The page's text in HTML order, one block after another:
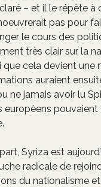
– et il le répète
pas pour
le cours des
très clair sur la
cela devient
auraient
ne jamais avoir lu
Syriza est
radicale de
du nationalisme